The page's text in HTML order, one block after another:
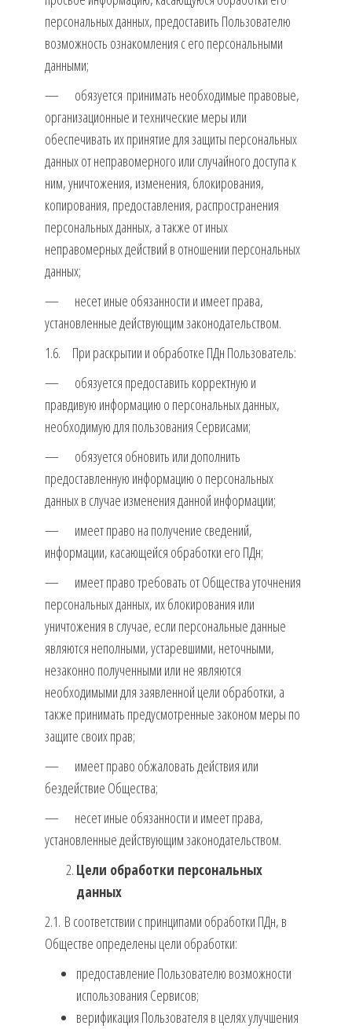
персональных данных, предоставить Пользователю
возможность ознакомления с его персональными
данными;
— обязуется принимать необходимые правовые,
организационные и технические меры или
обеспечивать их принятие для защиты персональных
данных от неправомерного или случайного доступа к
ним, уничтожения, изменения, блокирования,
копирования, предоставления, распространения
персональных данных, а также от иных
неправомерных действий в отношении персональных
данных;
— несет иные обязанности и имеет права,
установленные действующим законодательством.
1.6. При раскрытии и обработке ПДн Пользователь:
— обязуется предоставить корректную и
правдивую информацию о персональных данных,
необходимую для пользования Сервисами;
— обязуется обновить или дополнить
предоставленную информацию о персональных
данных в случае изменения данной информации;
— имеет право на получение сведений,
информации, касающейся обработки его ПДн;
— имеет право требовать от Общества уточнения
персональных данных, их блокирования или
уничтожения в случае, если персональные данные
являются неполными, устаревшими, неточными,
незаконно полученными или не являются
необходимыми для заявленной цели обработки, а
также принимать предусмотренные законом меры по
защите своих прав;
— имеет право обжаловать действия или
бездействие Общества;
— несет иные обязанности и имеет права,
установленные действующим законодательством.
Цели обработки персональных
данных
2.1. В соответствии с принципами обработки ПДн, в
Обществе определены цели обработки:
предоставление Пользователю возможности
использования Сервисов;
верификация Пользователя в целях улучшения